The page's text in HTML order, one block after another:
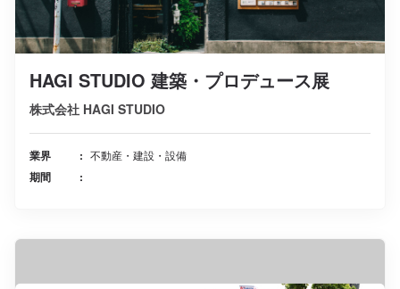
HAGI STUDIO 建築・プロデュース展
株式会社 HAGI STUDIO
業界 不動産・建設・設備
期間